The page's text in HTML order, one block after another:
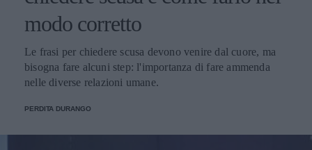
modo corretto
Le frasi per chiedere scusa devono venire dal cuore, ma
bisogna fare alcuni step: l'importanza di fare ammenda
nelle diverse relazioni umane.
PERDITA DURANGO